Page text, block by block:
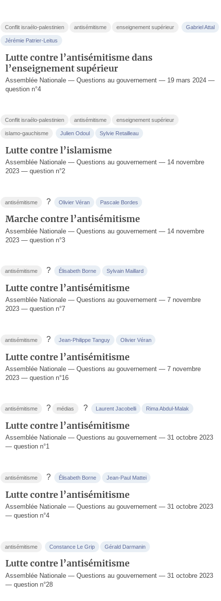
Conflit israélo-palestinien antisémitisme enseignement supérieur Gabriel Attal
Jérémie Patrier-Leitus
Lutte contre l’antisémitisme dans
l’enseignement supérieur
Assemblée Nationale — Questions au gouvernement — 19 mars 2024 —
question n°4
Conflit israélo-palestinien antisémitisme enseignement supérieur
islamo-gauchisme Julien Odoul Sylvie Retailleau
Lutte contre l’islamisme
Assemblée Nationale — Questions au gouvernement — 14 novembre
2023 — question n°2
antisémitisme ? Olivier Véran Pascale Bordes
Marche contre l’antisémitisme
Assemblée Nationale — Questions au gouvernement — 14 novembre
2023 — question n°3
antisémitisme ? Élisabeth Borne Sylvain Maillard
Lutte contre l’antisémitisme
Assemblée Nationale — Questions au gouvernement — 7 novembre
2023 — question n°7
antisémitisme ? Jean-Philippe Tanguy Olivier Véran
Lutte contre l’antisémitisme
Assemblée Nationale — Questions au gouvernement — 7 novembre
2023 — question n°16
antisémitisme ? médias ? Laurent Jacobelli Rima Abdul-Malak
Lutte contre l’antisémitisme
Assemblée Nationale — Questions au gouvernement — 31 octobre 2023
— question n°1
antisémitisme ? Élisabeth Borne Jean-Paul Mattei
Lutte contre l’antisémitisme
Assemblée Nationale — Questions au gouvernement — 31 octobre 2023
— question n°4
antisémitisme Constance Le Grip Gérald Darmanin
Lutte contre l’antisémitisme
Assemblée Nationale — Questions au gouvernement — 31 octobre 2023
— question n°28